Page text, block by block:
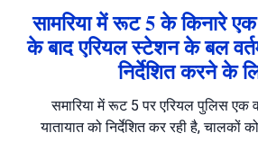
सामरिया में रूट 5 के किनारे
के बाद एरियल स्टेशन के बल
निर्देशित करने के
समारिया में रूट 5 पर एरियल पुलिस
यातायात को निर्देशित कर रही है, चालकों